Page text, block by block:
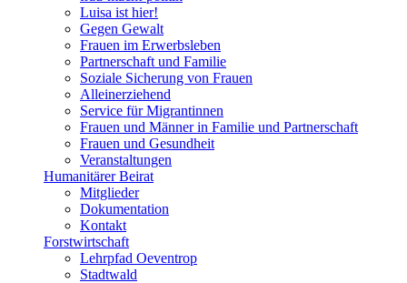
Luisa ist hier!
Gegen Gewalt
Frauen im Erwerbsleben
Partnerschaft und Familie
Soziale Sicherung von Frauen
Alleinerziehend
Service für Migrantinnen
Frauen und Männer in Familie und Partnerschaft
Frauen und Gesundheit
Veranstaltungen
Humanitärer Beirat
Mitglieder
Dokumentation
Kontakt
Forstwirtschaft
Lehrpfad Oeventrop
Stadtwald